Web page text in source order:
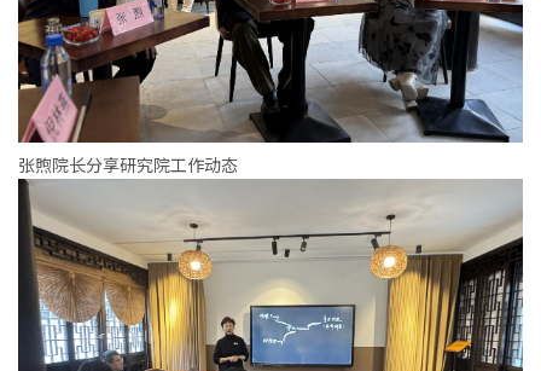
张煦院长分享研究院工作动态